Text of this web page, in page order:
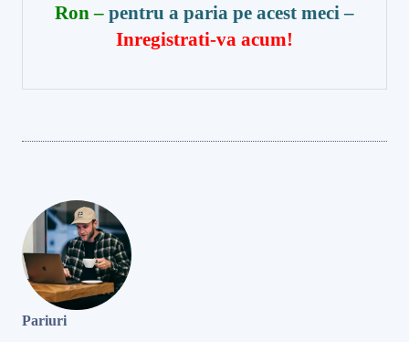
Ron – pentru a paria pe acest meci –
Inregistrati-va acum!
Pariuri